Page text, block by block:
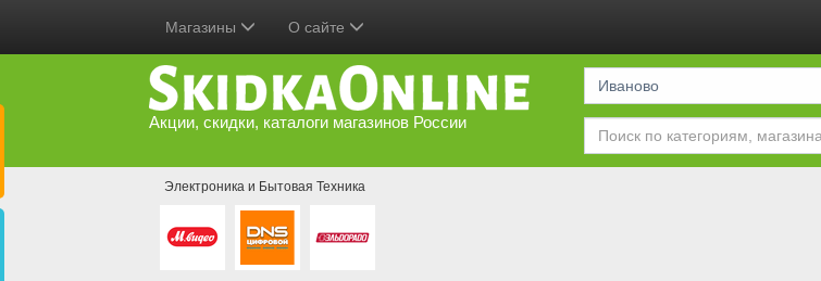
Магазины О сайте
Акции, скидки, каталоги магазинов России
Иваново
Электроника и Бытовая Техника